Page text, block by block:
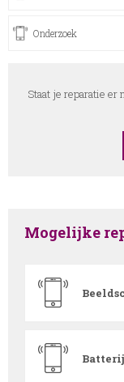
Onderzoek
Staat je reparatie
Mogelijke